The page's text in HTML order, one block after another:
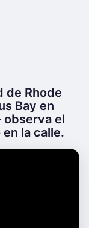
de Rhode
Bay en
observa el
la calle.